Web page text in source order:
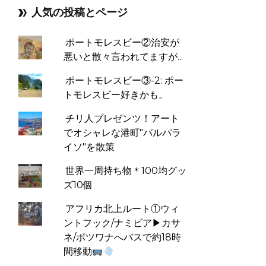
人気の投稿とページ
ポートモレスビー②治安が
悪いと散々言われてますが...
ポートモレスビー③-2: ポー
トモレスビー好きかも。
チリ人プレゼンツ！アート
でオシャレな港町"バルパラ
イソ"を散策
世界一周持ち物＊100均グッ
ズ10個
アフリカ北上ルート①ウィ
ントフック/ナミビア▶︎カサ
ネ/ボツワナへバスで約18時
間移動